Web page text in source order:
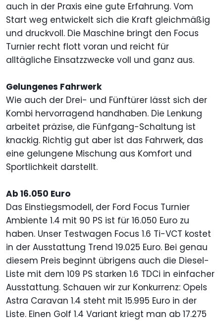
auch in der Praxis eine gute Erfahrung. Vom
Start weg entwickelt sich die Kraft gleichmäßig
und druckvoll. Die Maschine bringt den Focus
Turnier recht flott voran und reicht für
alltägliche Einsatzzwecke voll und ganz aus.
Gelungenes Fahrwerk
Wie auch der Drei- und Fünftürer lässt sich der
Kombi hervorragend handhaben. Die Lenkung
arbeitet präzise, die Fünfgang-Schaltung ist
knackig. Richtig gut aber ist das Fahrwerk, das
eine gelungene Mischung aus Komfort und
Sportlichkeit darstellt.
Ab 16.050 Euro
Das Einstiegsmodell, der Ford Focus Turnier
Ambiente 1.4 mit 90 PS ist für 16.050 Euro zu
haben. Unser Testwagen Focus 1.6 Ti-VCT kostet
in der Ausstattung Trend 19.025 Euro. Bei genau
diesem Preis beginnt übrigens auch die Diesel-
Liste mit dem 109 PS starken 1.6 TDCi in einfacher
Ausstattung. Schauen wir zur Konkurrenz: Opels
Astra Caravan 1.4 steht mit 15.995 Euro in der
Liste. Einen Golf 1.4 Variant kriegt man ab 17.275